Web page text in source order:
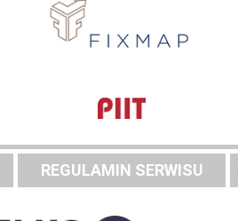
REGULAMIN SERWISU